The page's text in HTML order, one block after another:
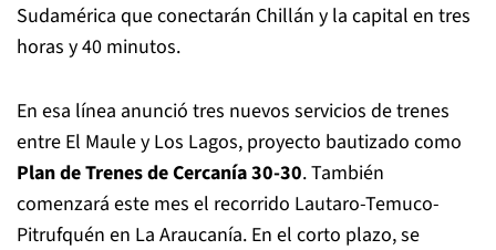
Sudamérica que conectarán Chillán y la capital en tres
horas y 40 minutos.
En esa línea anunció tres nuevos servicios de trenes
entre El Maule y Los Lagos, proyecto bautizado como
Plan de Trenes de Cercanía 30-30. También
comenzará este mes el recorrido Lautaro-Temuco-
Pitrufquén en La Araucanía. En el corto plazo, se